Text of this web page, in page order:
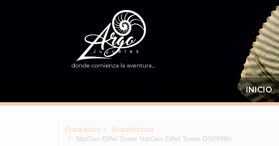
INICIO
Productos Arquitectura
NatGeo Eiffel Tower NatGeo Eiffel Tower DS0998h